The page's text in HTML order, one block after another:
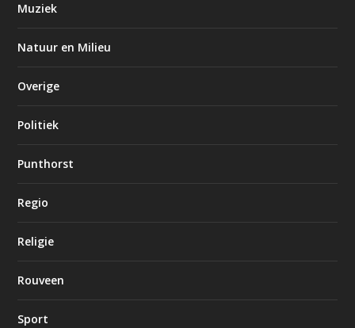
Muziek
Natuur en Milieu
Overige
Politiek
Punthorst
Regio
Religie
Rouveen
Sport